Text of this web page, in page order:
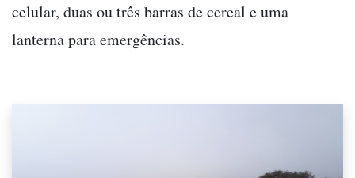
celular, duas ou três barras de cereal e uma
lanterna para emergências.